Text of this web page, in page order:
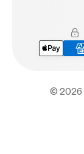
© 2026